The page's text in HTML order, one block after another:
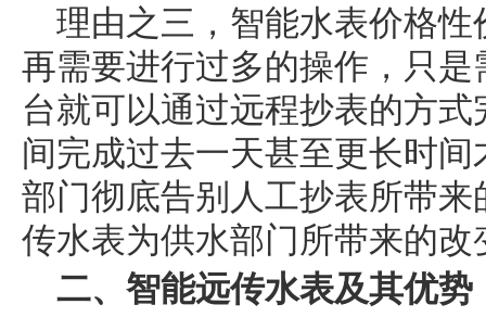
理由之三，智能水表价格
再需要进行过多的操作，只
台就可以通过远程抄表的方
间完成过去一天甚至更长时
部门彻底告别人工抄表所带
传水表为供水部门所带来的改
二、智能远传水表及其优势